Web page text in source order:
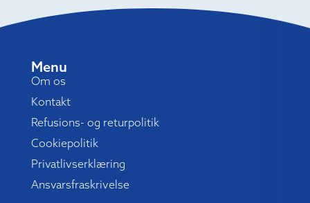
Menu
Om os
Kontakt
Refusions- og returpolitik
Cookiepolitik
Privatlivserklæring
Ansvarsfraskrivelse